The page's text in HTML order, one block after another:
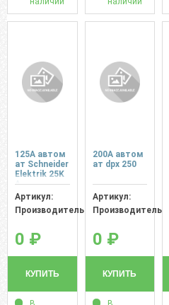
125A автом
ат Schneider
Elektrik 25K
A
Артикул:
Производитель:
0 ₽
КУПИТЬ
200A автом
ат dpx 250
Артикул:
Производитель:
0 ₽
КУПИТЬ